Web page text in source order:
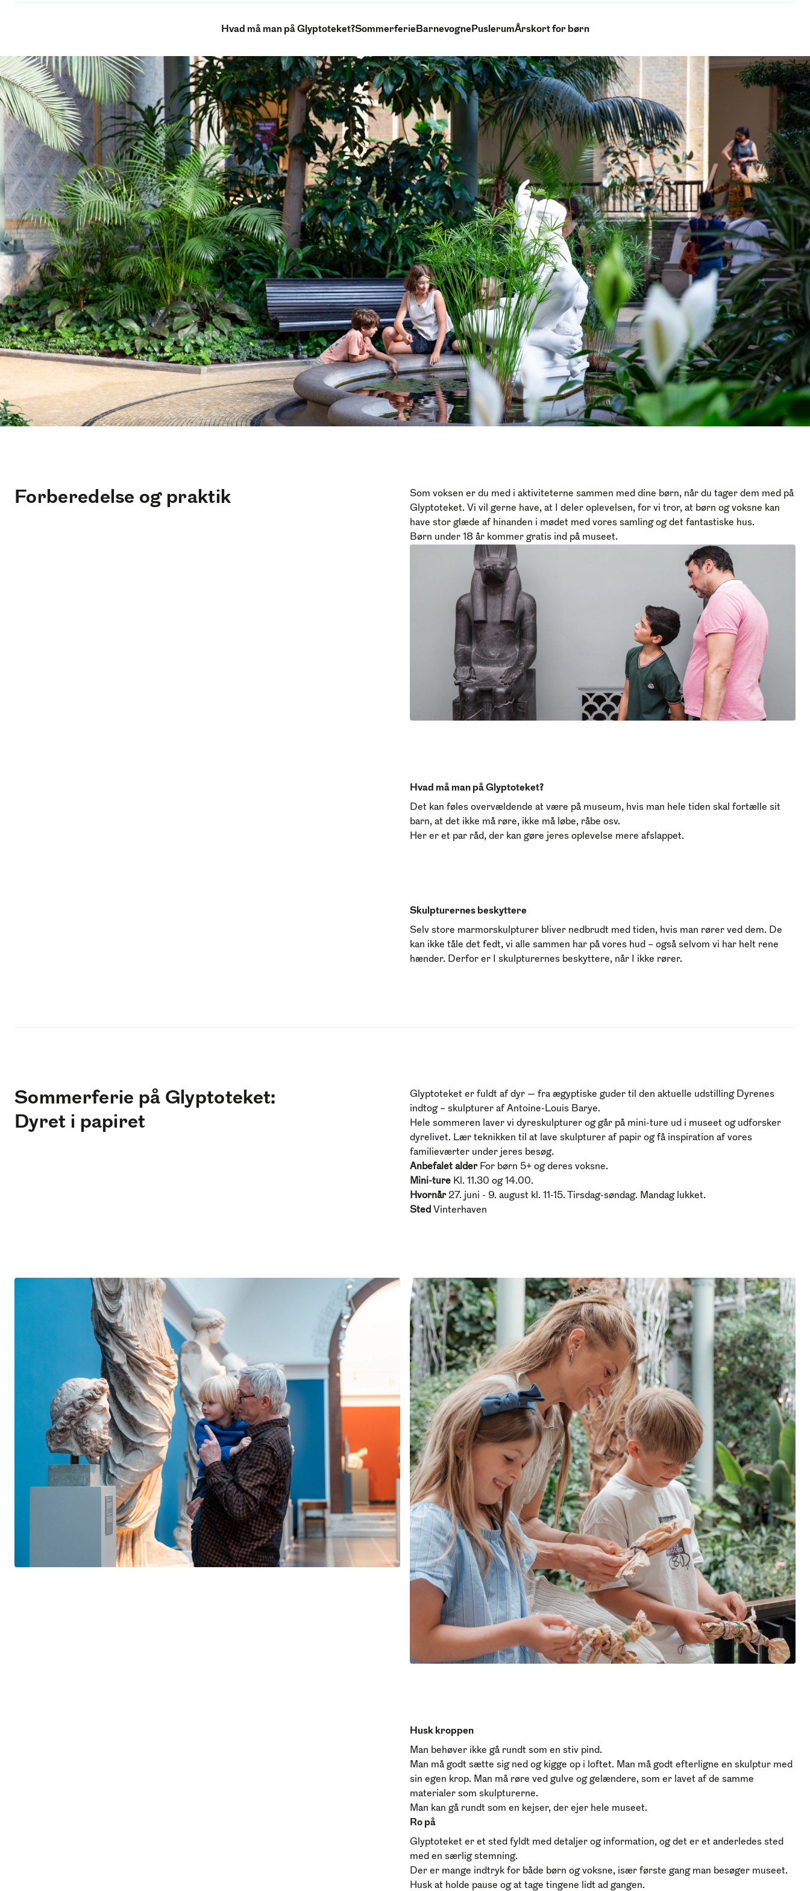
Hvad må man på Glyptoteket?Sommerferie Barnevogne PuslerumÅrskort for børn
Forberedelse og praktik
Som voksen er du med i aktiviteterne sammen med dine børn, når du tager dem med på
Glyptoteket. Vi vil gerne have, at I deler oplevelsen, for vi tror, at børn og voksne kan
have stor glæde af hinanden i mødet med vores samling og det fantastiske hus.
Børn under 18 år kommer gratis ind på museet.
Hvad må man på Glyptoteket?
Det kan føles overvældende at være på museum, hvis man hele tiden skal fortælle sit
barn, at det ikke må røre, ikke må løbe, råbe osv.
Her er et par råd, der kan gøre jeres oplevelse mere afslappet.
Skulpturernes beskyttere
Selv store marmorskulpturer bliver nedbrudt med tiden, hvis man rører ved dem. De
kan ikke tåle det fedt, vi alle sammen har på vores hud – også selvom vi har helt rene
hænder. Derfor er I skulpturernes beskyttere, når I ikke rører.
Sommerferie på Glyptoteket:
Dyret i papiret
Glyptoteket er fuldt af dyr — fra ægyptiske guder til den aktuelle udstilling Dyrenes
indtog – skulpturer af Antoine-Louis Barye.
Hele sommeren laver vi dyreskulpturer og går på mini-ture ud i museet og udforsker
dyrelivet. Lær teknikken til at lave skulpturer af papir og få inspiration af vores
familieværter under jeres besøg.
Anbefalet alder For børn 5+ og deres voksne.
Mini-ture Kl. 11.30 og 14.00.
Hvornår 27. juni - 9. august kl. 11-15. Tirsdag-søndag. Mandag lukket.
Sted Vinterhaven
Husk kroppen
Man behøver ikke gå rundt som en stiv pind.
Man må godt sætte sig ned og kigge op i loftet. Man må godt efterligne en skulptur med
sin egen krop. Man må røre ved gulve og gelændere, som er lavet af de samme
materialer som skulpturerne.
Man kan gå rundt som en kejser, der ejer hele museet.
Ro på
Glyptoteket er et sted fyldt med detaljer og information, og det er et anderledes sted
med en særlig stemning.
Der er mange indtryk for både børn og voksne, især første gang man besøger museet.
Husk at holde pause og at tage tingene lidt ad gangen.